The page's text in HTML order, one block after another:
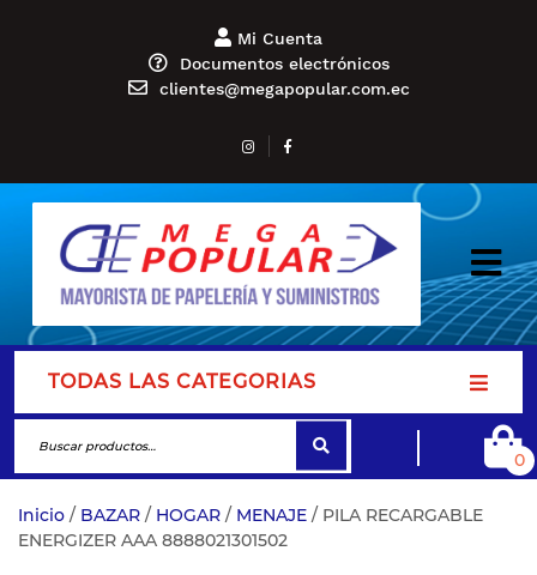
Mi Cuenta
Documentos electrónicos
clientes@megapopular.com.ec
TODAS LAS CATEGORIAS
0
Inicio / BAZAR / HOGAR / MENAJE / PILA RECARGABLE
ENERGIZER AAA 8888021301502